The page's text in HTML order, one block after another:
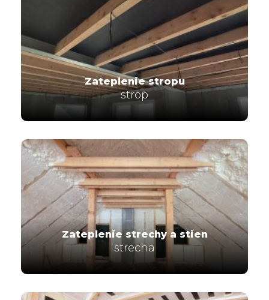
Zateplenie stropu
strop
Zateplenie strechy a stien
strecha